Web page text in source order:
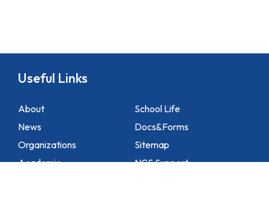
Useful Links
About
News
Organizations
Academic
School Life
Docs&Forms
Sitemap
NCS Support